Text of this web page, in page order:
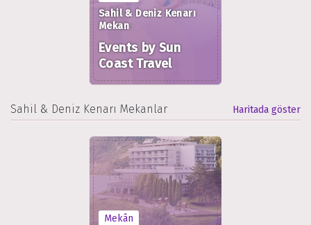
Sahil & Deniz Kenarı
Mekan
Events by Sun
Coast Travel
Sahil & Deniz Kenarı Mekanlar Haritada göster
Mekân